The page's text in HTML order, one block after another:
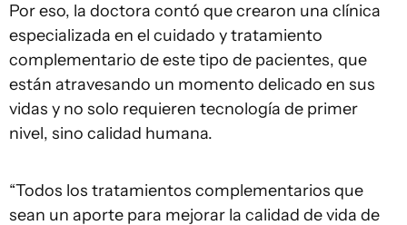
Por eso, la doctora contó que crearon una clínica
especializada en el cuidado y tratamiento
complementario de este tipo de pacientes, que
están atravesando un momento delicado en sus
vidas y no solo requieren tecnología de primer
nivel, sino calidad humana.
“Todos los tratamientos complementarios que
sean un aporte para mejorar la calidad de vida de